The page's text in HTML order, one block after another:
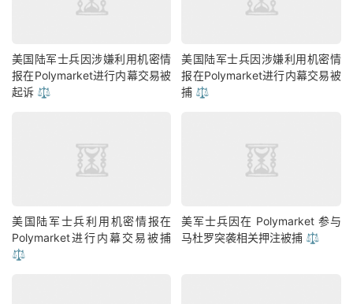
美国陆军士兵因涉嫌利用机密情
报在Polymarket进行内幕交易被
起诉 ⚖️
美国陆军士兵因涉嫌利用机密情
报在Polymarket进行内幕交易被
捕 ⚖️
美国陆军士兵利用机密情报在
Polymarket进行内幕交易被捕
⚖️
美军士兵因在 Polymarket 参与
马杜罗突袭相关押注被捕 ⚖️